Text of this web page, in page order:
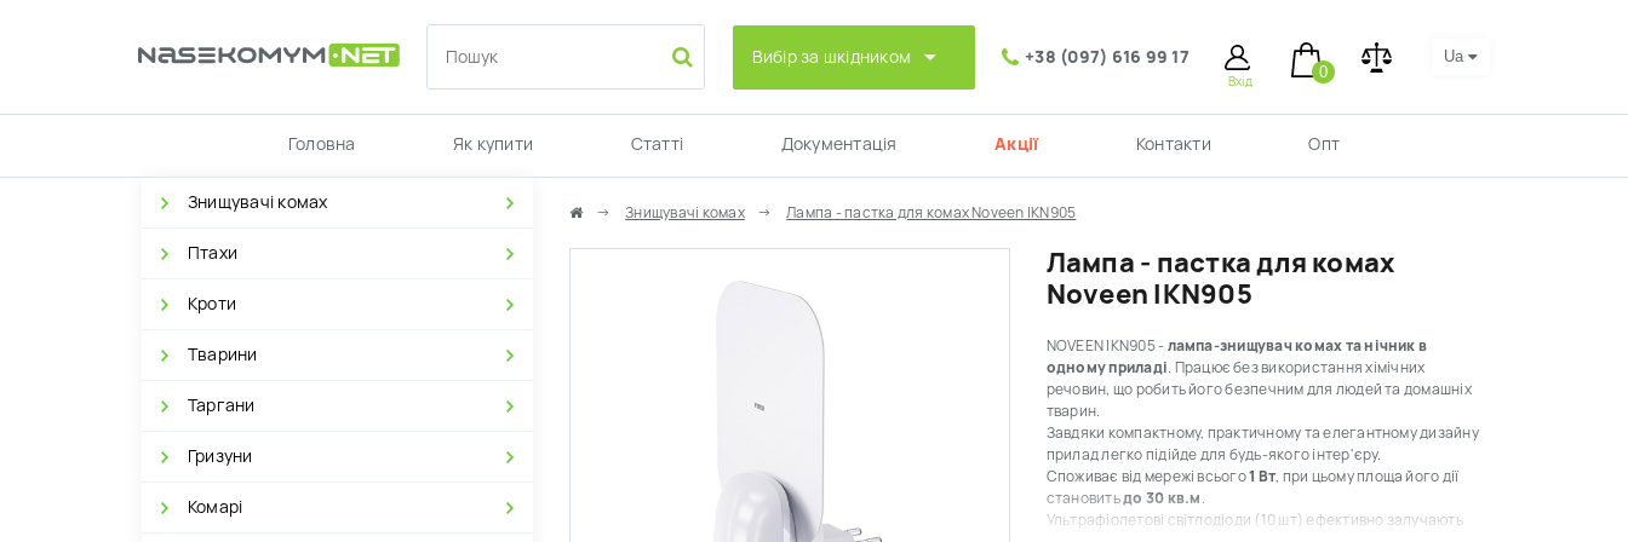
Вибір за шкідником +38 (097) 616 99 17
Вхід
0
Ua
Головна Як купити Статті Документація Акції Контакти Опт
Знищувачі комах
Птахи
Кроти
Тварини
Таргани
Гризуни
Комарі
Знищувачі комах Лампа - пастка для комах Noveen IKN905
Лампа - пастка для комах
Noveen IKN905
NOVEEN IKN905 -лампа-знищувач комах та нічник в
одному приладі. Працює без використання хімічних
речовин, що робить його безпечним для людей та домашніх
тварин.
Завдяки компактному, практичному та елегантному дизайну
прилад легко підійде для будь-якого інтер'єру.
Споживає від мережі всього1 Вт, при цьому площа його дії
становитьдо 30 кв.м.
Ультрафіолетові світлодіоди (10 шт) ефективно залучають